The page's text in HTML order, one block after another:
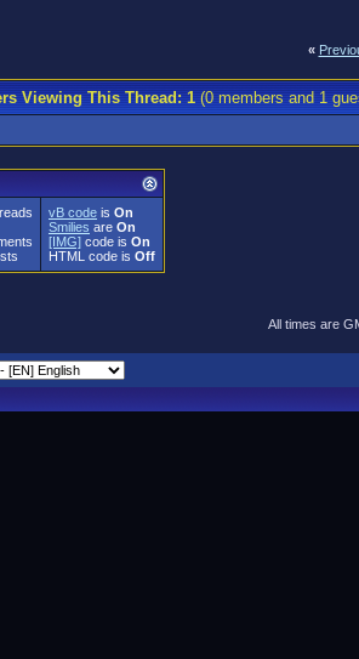
«
Viewing This Thread: 1(0 members and 1
vB code is On
Smilies are On
[IMG] code is On
HTML code is Off
All times are